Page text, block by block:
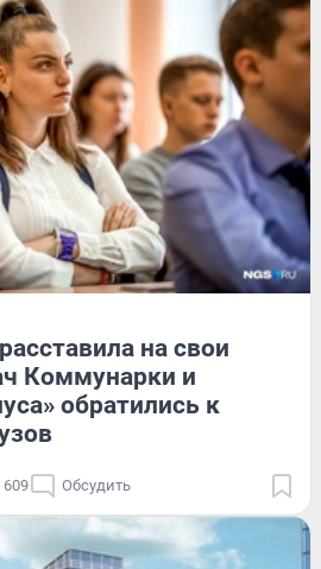
на свои
Коммунарки и
обратились к
609 Обсудить